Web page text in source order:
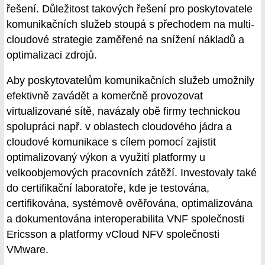
řešení. Důležitost takových řešení pro poskytovatele
komunikačních služeb stoupá s přechodem na multi-
cloudové strategie zaměřené na snížení nákladů a
optimalizaci zdrojů.
Aby poskytovatelům komunikačních služeb umožnily
efektivně zavádět a komerčně provozovat
virtualizované sítě, navázaly obě firmy technickou
spolupráci např. v oblastech cloudového jádra a
cloudové komunikace s cílem pomocí zajistit
optimalizovaný výkon a využití platformy u
velkoobjemových pracovních zátěží. Investovaly také
do certifikační laboratoře, kde je testována,
certifikována, systémově ověřována, optimalizována
a dokumentována interoperabilita VNF společnosti
Ericsson a platformy vCloud NFV společnosti
VMware.